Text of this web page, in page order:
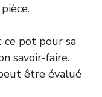
ce pot pour sa
savoir-faire.
être évalué